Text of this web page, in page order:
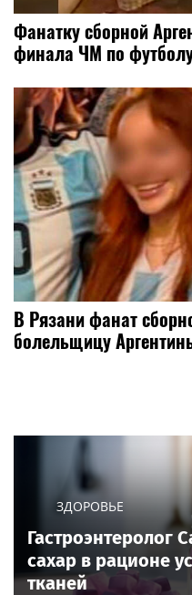
Фанатку сборной
финала ЧМ по
В Рязани фанат
болельщицу
ЗДОРОВЬЕ
Гастроэнтеролог
сахар в рационе
тканей